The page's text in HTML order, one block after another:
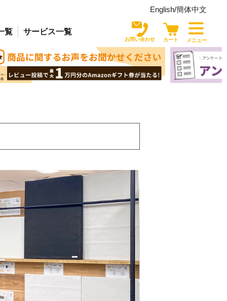
English/簡体中文
覧 サービス一覧
お問い合わせ カート メニュー